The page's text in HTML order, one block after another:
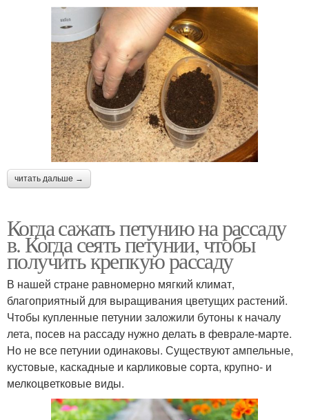
читать дальше →
Когда сажать петунию на рассаду
в. Когда сеять петунии, чтобы
получить крепкую рассаду
В нашей стране равномерно мягкий климат,
благоприятный для выращивания цветущих растений.
Чтобы купленные петунии заложили бутоны к началу
лета, посев на рассаду нужно делать в феврале-марте.
Но не все петунии одинаковы. Существуют ампельные,
кустовые, каскадные и карликовые сорта, крупно- и
мелкоцветковые виды.